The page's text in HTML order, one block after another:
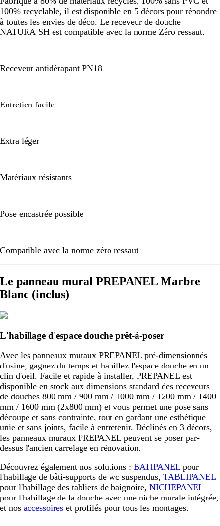
100% recyclable, il est disponible en 5 décors pour répondre
à toutes les envies de déco. Le receveur de douche
NATURA SH est compatible avec la norme Zéro ressaut.
Receveur antidérapant PN18
Entretien facile
Extra léger
Matériaux résistants
Pose encastrée possible
Compatible avec la norme zéro ressaut
Le panneau mural PREPANEL Marbre
Blanc (inclus)
L'habillage d'espace douche prêt-à-poser
Avec les panneaux muraux PREPANEL pré-dimensionnés
d'usine, gagnez du temps et habillez l'espace douche en un
clin d'oeil. Facile et rapide à installer, PREPANEL est
disponible en stock aux dimensions standard des receveurs
de douches 800 mm / 900 mm / 1000 mm / 1200 mm / 1400
mm / 1600 mm (2x800 mm) et vous permet une pose sans
découpe et sans contrainte, tout en gardant une esthétique
unie et sans joints, facile à entretenir. Déclinés en 3 décors,
les panneaux muraux PREPANEL peuvent se poser par-
dessus l'ancien carrelage en rénovation.
Découvrez également nos solutions : BATIPANEL pour
l'habillage de bâti-supports de wc suspendus, TABLIPANEL
pour l'habillage des tabliers de baignoire, NICHEPANEL
pour l'habillage de la douche avec une niche murale intégrée,
et nos accessoires et profilés pour tous les montages.